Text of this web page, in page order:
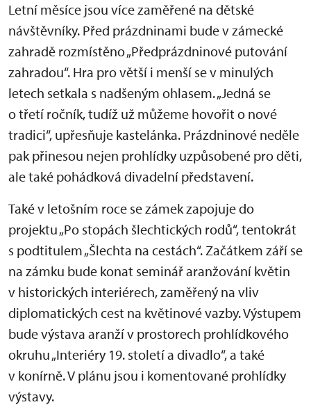
Letní měsíce jsou více zaměřené na dětské
návštěvníky. Před prázdninami bude v zámecké
zahradě rozmístěno „Předprázdninové putování
zahradou“. Hra pro větší i menší se v minulých
letech setkala s nadšeným ohlasem. „Jedná se
o třetí ročník, tudíž už můžeme hovořit o nové
tradici“, upřesňuje kastelánka. Prázdninové neděle
pak přinesou nejen prohlídky uzpůsobené pro děti,
ale také pohádková divadelní představení.
Také v letošním roce se zámek zapojuje do
projektu „Po stopách šlechtických rodů“, tentokrát
s podtitulem „Šlechta na cestách“. Začátkem září se
na zámku bude konat seminář aranžování květin
v historických interiérech, zaměřený na vliv
diplomatických cest na květinové vazby. Výstupem
bude výstava aranží v prostorech prohlídkového
okruhu „Interiéry 19. století a divadlo“, a také
v konírně. V plánu jsou i komentované prohlídky
výstavy.